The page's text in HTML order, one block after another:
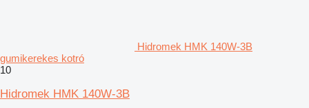
Hidromek HMK 140W-3B
gumikerekes kotró
10
Hidromek HMK 140W-3B